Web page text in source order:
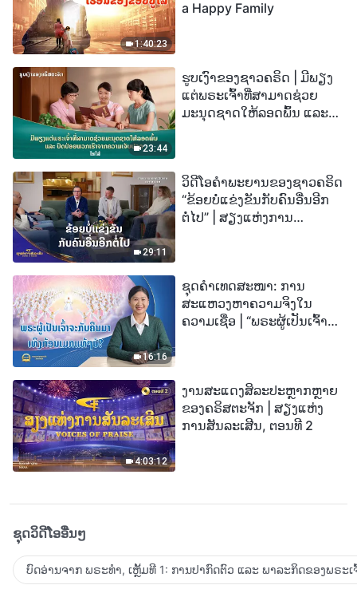
1:40:23
a Happy Family
23:44
ຮູບເງົາຂອງຊາວຄຣິດ | ມີພຽງ
ແຕ່ພຣະເຈົ້າທີ່ສາມາດຊ່ວຍ
ມະນຸດຊາດໃຫ້ລອດພົ້ນ ແລະ
29:11
ວິດີໂອຄຳພະຍານຂອງຊາວຄຣິດ
“ຂ້ອຍບໍ່ແຂ່ງຂັນກັບຄົນອື່ນອີກ
ຕໍ່ໄປ” | ສຽງແຫ່ງການ
16:16
ຊຸດຄຳເທດສະໜາ: ການ
ສະແຫວງຫາຄວາມຈິງໃນ
ຄວາມເຊື່ອ | “ພຣະຜູ້ເປັນເຈົ້າຈະ
4:03:12
ງານສະແດງສິລະປະຫຼາກຫຼາຍ
ຂອງຄຣິສຕະຈັກ | ສຽງແຫ່ງ
ການສັນລະເສີນ, ຕອນທີ 2
ຊຸດວິດີໂອອື່ນໆ
ບົດອ່ານຈາກ ພຣະທຳ, ເຫຼັ້ມທີ 1: ການປາກົດຕົວ ແລະ ພາລະກິດຂອງພຣະເ